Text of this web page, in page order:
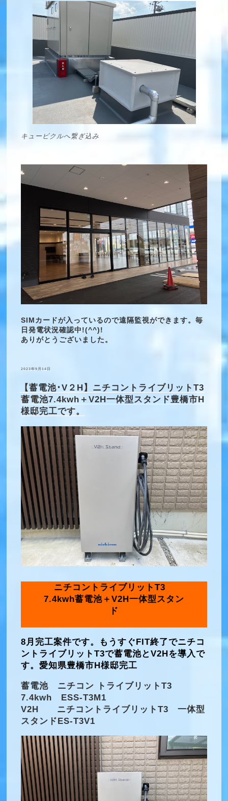
キュービクルへ繋ぎ込み
SIMカードが入っているので遠隔監視ができます。毎
日発電状況確認中!(^^)!
ありがとうございました。
投
2023年9月14日
【蓄電池･V２H】ニチコントライブリットT3
蓄電池7.4kwh＋V2H一体型スタンド豊橋市H
様邸完工です。
ニチコントライブリットT3
7.4kwh蓄電池＋V2H一体型スタン
ド
8月完工案件です。もうすぐFIT終了でニチコ
ントライブリットT3で蓄電池とV2Hを導入で
す。愛知県豊橋市H様邸完工
蓄電池 ニチコン トライブリットT3
7.4kwh ESS-T3M1
V2H ニチコントライブリットT3 一体型
スタンドES-T3V1